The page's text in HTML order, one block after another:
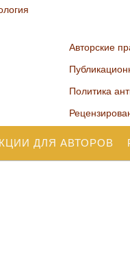
Авторские
Политика
ДЛЯ АВТОРОВ